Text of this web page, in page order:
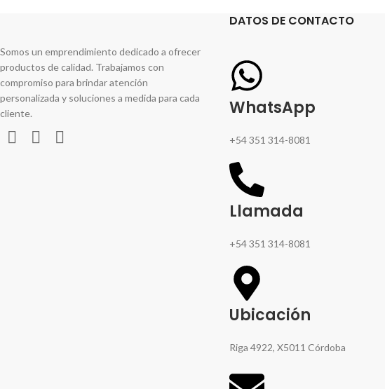
Somos un emprendimiento dedicado a ofrecer
productos de calidad. Trabajamos con
compromiso para brindar atención
personalizada y soluciones a medida para cada
cliente.
DATOS DE CONTACTO
WhatsApp
+54 351 314-8081
Llamada
+54 351 314-8081
Ubicación
Riga 4922, X5011 Córdoba